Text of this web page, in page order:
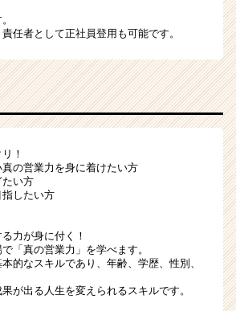
任者として正社員登用も可能です。
！
真の営業力を身に着けたい方
たい方
指したい方
力が身に付く！
「真の営業力」を学べます。
的なスキルであり、年齢、学歴、性別、
が出る人生を変えられるスキルです。